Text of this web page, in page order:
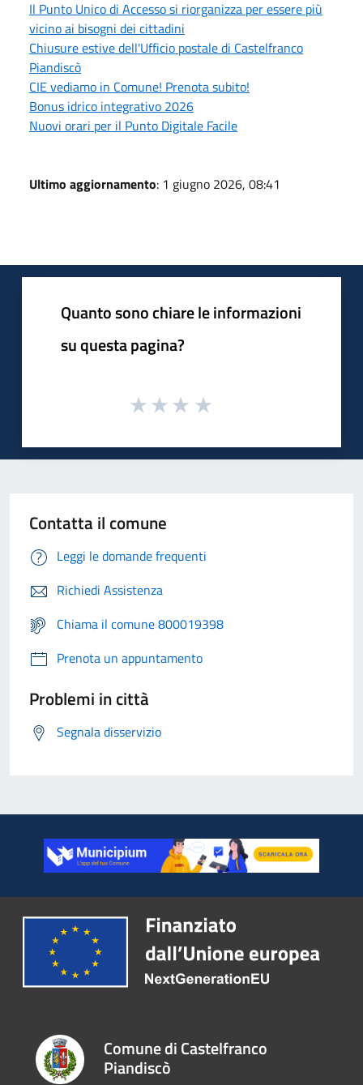
Il Punto Unico di Accesso si riorganizza per essere più
vicino ai bisogni dei cittadini
Chiusure estive dell'Ufficio postale di Castelfranco
Piandiscò
CIE vediamo in Comune! Prenota subito!
Bonus idrico integrativo 2026
Nuovi orari per il Punto Digitale Facile
Ultimo aggiornamento: 1 giugno 2026, 08:41
Quanto sono chiare le informazioni
su questa pagina?
Contatta il comune
Leggi le domande frequenti
Richiedi Assistenza
Chiama il comune 800019398
Prenota un appuntamento
Problemi in città
Segnala disservizio
Comune di Castelfranco
Piandiscò